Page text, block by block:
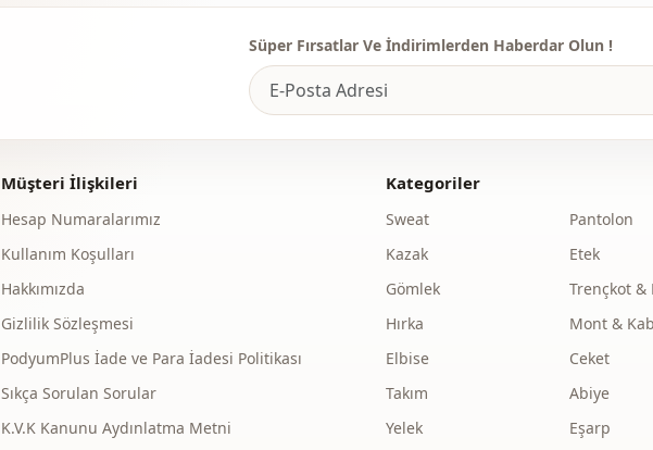
Süper Fırsatlar Ve İndirimlerden Haberdar Olun !
Müşteri İlişkileri
Hesap Numaralarımız
Kullanım Koşulları
Hakkımızda
Gizlilik Sözleşmesi
PodyumPlus İade ve Para İadesi Politikası
Sıkça Sorulan Sorular
K.V.K Kanunu Aydınlatma Metni
Kategoriler
Sweat
Kazak
Gömlek
Hırka
Elbise
Takım
Yelek
Pantolon
Etek
Trençkot &
Mont &
Ceket
Abiye
Eşarp